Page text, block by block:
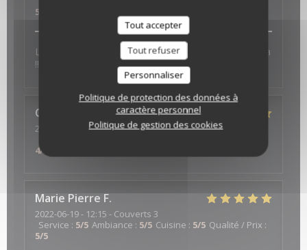
Tout accepter
Tout refuser
Personnaliser
Politique de protection des données à
caractère personnel
Politique de gestion des cookies
5
L accueil au top, les plats très bons, déco très sympa
!!! Parfait
Catherine
2022-06-24
- 20:30 - Couverts 2
4/5
Marie Pierre F
2022-06-19- 12:15 - Couverts 3
Service : 5/5 Ambiance : 5/5 Cuisine : 5/5 Qualité / Prix :
5/5